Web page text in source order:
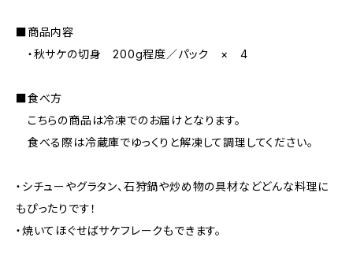
■商品内容
・秋サケの切身 200g程度／パック × 4
■食べ方
こちらの商品は冷凍でのお届けとなります。
食べる際は冷蔵庫でゆっくりと解凍して調理してください。
・シチューやグラタン、石狩鍋や炒め物の具材などどんな料理に
もぴったりです！
・焼いてほぐせばサケフレークもできます。